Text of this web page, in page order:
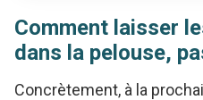
Comment laisser
dans la pelouse,
Concrètement, à la